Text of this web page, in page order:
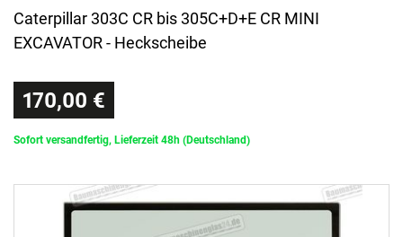
Caterpillar 303C CR bis 305C+D+E CR MINI
EXCAVATOR - Heckscheibe
170,00 €
Sofort versandfertig, Lieferzeit 48h (Deutschland)